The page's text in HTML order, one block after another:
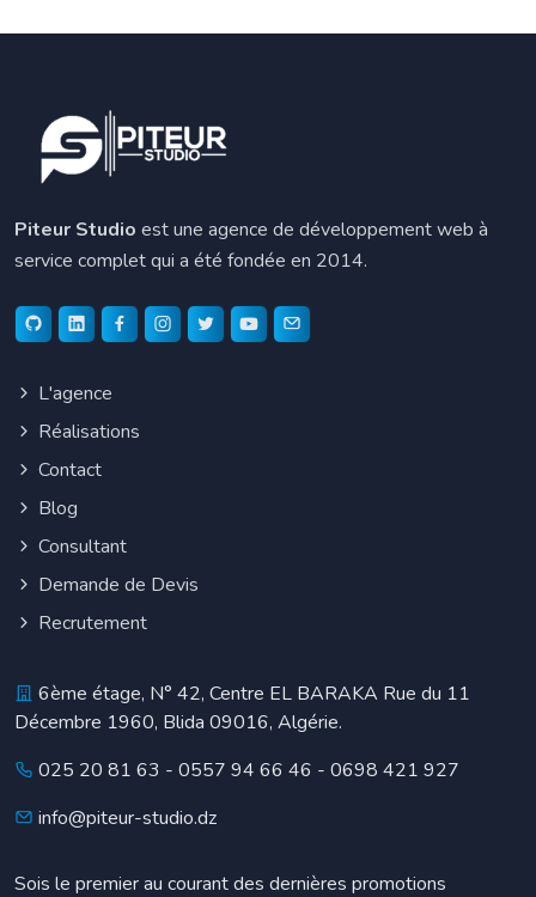
Piteur Studio est une agence de développement web à
service complet qui a été fondée en 2014.
L'agence
Réalisations
Contact
Blog
Consultant
Demande de Devis
Recrutement
6ème étage, N° 42, Centre EL BARAKA Rue du 11
Décembre 1960, Blida 09016, Algérie.
025 20 81 63 - 0557 94 66 46 - 0698 421 927
info@piteur-studio.dz
Sois le premier au courant des dernières promotions